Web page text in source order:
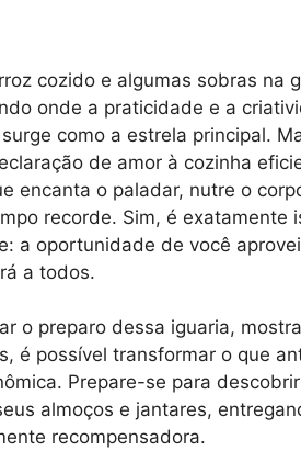
cozido e algumas sobras na
onde a praticidade e a
como a estrela principal.
de amor à cozinha
encanta o paladar, nutre o
recorde. Sim, é exatamente
a oportunidade de você
a todos.
o preparo dessa iguaria,
é possível transformar o que
Prepare-se para
almoços e jantares,
recompensadora.